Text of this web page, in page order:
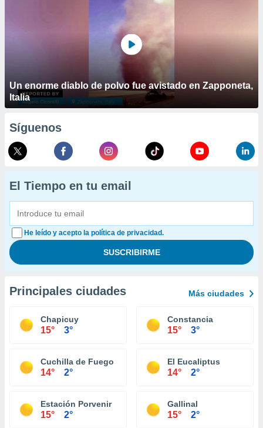
Un enorme diablo de polvo fue avistado en Zapponeta,
Italia
Síguenos
El Tiempo en tu email
He leído y acepto la política de privacidad.
Principales ciudades Más ciudades
Chapicuy
15° 3°
Constancia
15° 3°
Cuchilla de Fuego
14° 2°
El Eucaliptus
14° 2°
Estación Porvenir
15° 2°
Gallinal
15° 2°